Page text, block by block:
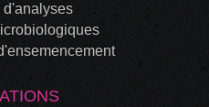
d'analyses